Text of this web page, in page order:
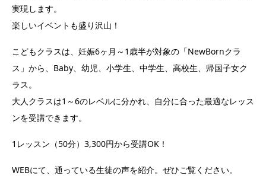
実現します。
楽しいイベントも盛り沢山！
こどもクラスは、妊娠6ヶ月～1歳半が対象の「NewBornクラ
ス」から、Baby、幼児、小学生、中学生、高校生、帰国子女ク
ラス。
大人クラスは1～6のレベルに分かれ、自分に合った最適なレッス
ンを受講できます。
1レッスン（50分）3,300円から受講OK！
WEBにて、通っている生徒の声を紹介。ぜひご覧ください。